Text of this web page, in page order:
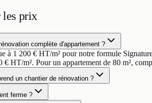
les prix
complète d'appartement ?
à 1 200 € HT/m² pour notre formule
€ HT/m². Pour un appartement de 80 m²,
un chantier de rénovation ?
ferme ?